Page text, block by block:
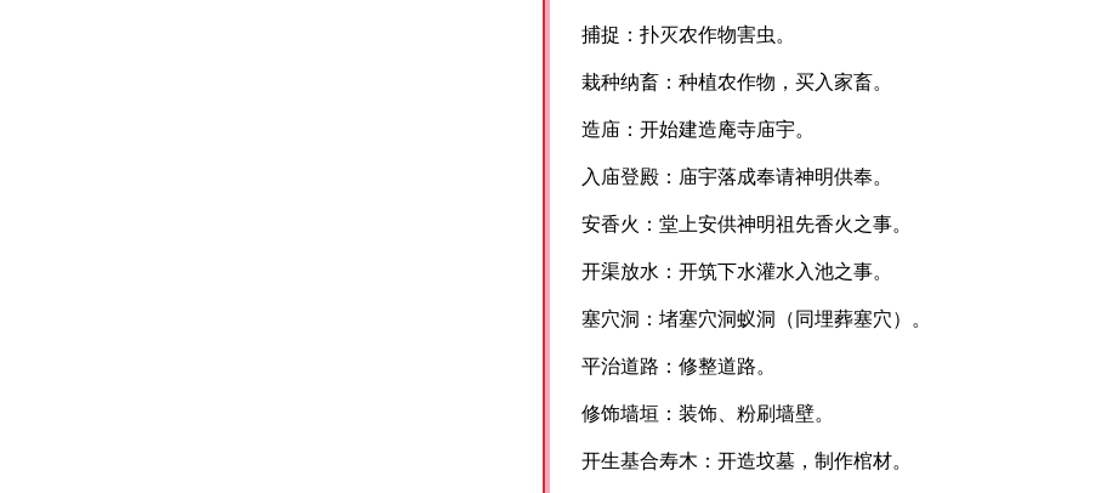
捕捉：扑灭农作物害虫。
栽种纳畜：种植农作物，买入家畜。
造庙：开始建造庵寺庙宇。
入庙登殿：庙宇落成奉请神明供奉。
安香火：堂上安供神明祖先香火之事。
开渠放水：开筑下水灌水入池之事。
塞穴洞：堵塞穴洞蚁洞（同埋葬塞穴）。
平治道路：修整道路。
修饰墙垣：装饰、粉刷墙壁。
开生基合寿木：开造坟墓，制作棺材。